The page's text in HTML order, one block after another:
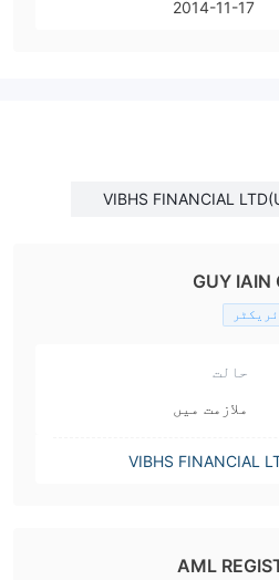
2014-11-17
VIBHS FINANCIAL
GUY IAIN
حالت
ملازمت میں
VIBHS FINANCIAL
AML